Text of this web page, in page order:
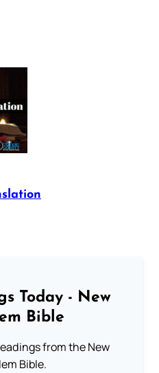
Today - New
Bible
from the New
Bible.